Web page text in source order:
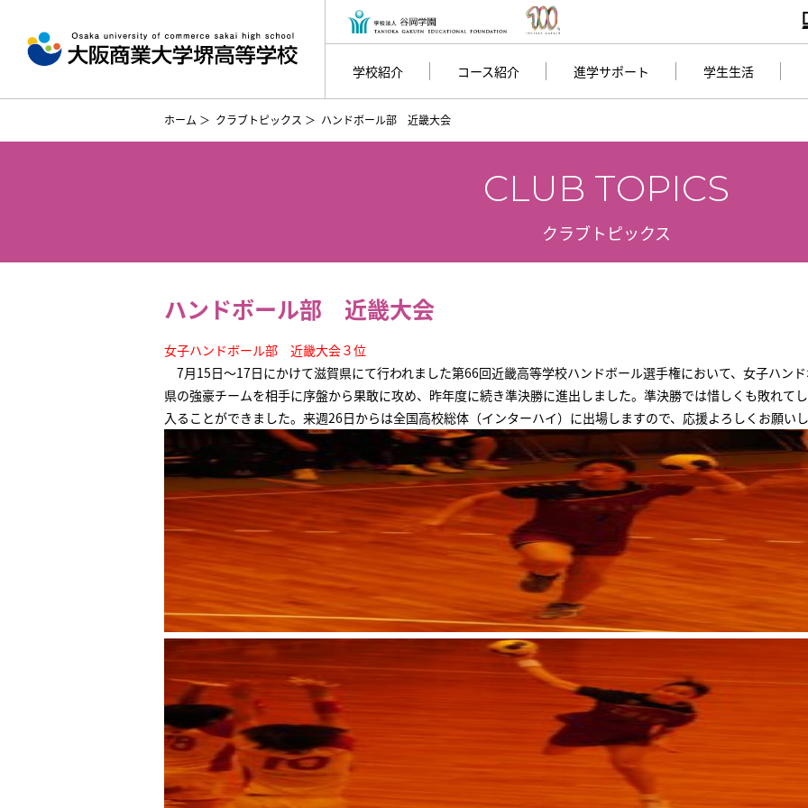
学校紹介 コース紹介 進学サポート 学生生活
ホーム ＞ クラブトピックス ＞ ハンドボール部 近畿大会
CLUB TOPICS
クラブトピックス
ハンドボール部 近畿大会
女子ハンドボール部 近畿大会３位
7月15日～17日にかけて滋賀県にて行われました第66回近畿高等学校ハンドボール選手権において、女子ハン
県の強豪チームを相手に序盤から果敢に攻め、昨年度に続き準決勝に進出しました。準決勝では惜しくも敗れて
入ることができました。来週26日からは全国高校総体（インターハイ）に出場しますので、応援よろしくお願い